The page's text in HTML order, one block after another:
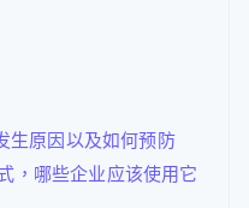
生原因以及如何预防
，哪些企业应该使用它